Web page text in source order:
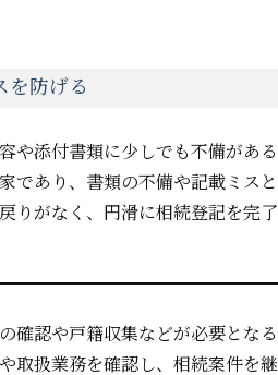
を防げる
や添付書類に少しでも不備があ
であり、書類の不備や記載ミス
りがなく、円滑に相続登記を完
確認や戸籍収集などが必要とな
取扱業務を確認し、相続案件を